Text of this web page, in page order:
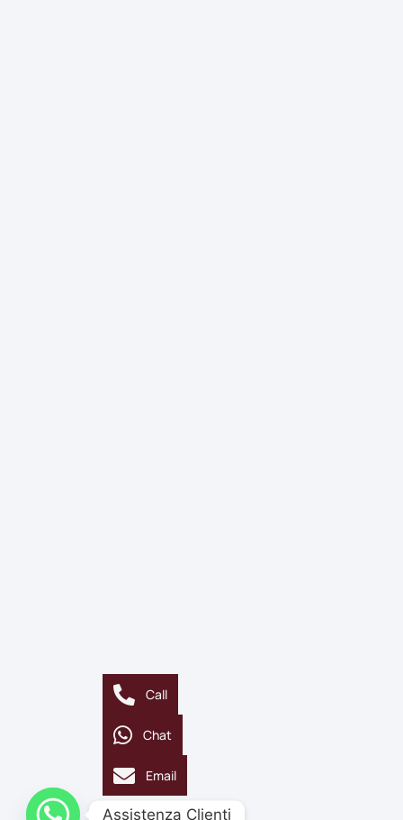
Call
Chat
Email
Assistenza Clienti